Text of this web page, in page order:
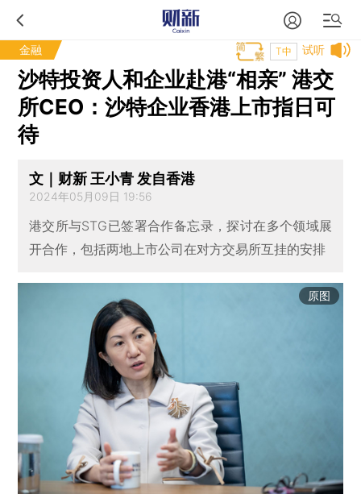
金融 试听
T中
沙特投资人和企业赴港“相亲” 港交
所CEO：沙特企业香港上市指日可
待
文｜财新 王小青 发自香港
2024年05月09日 19:56
港交所与STG已签署合作备忘录，探讨在多个领域展
开合作，包括两地上市公司在对方交易所互挂的安排
原图